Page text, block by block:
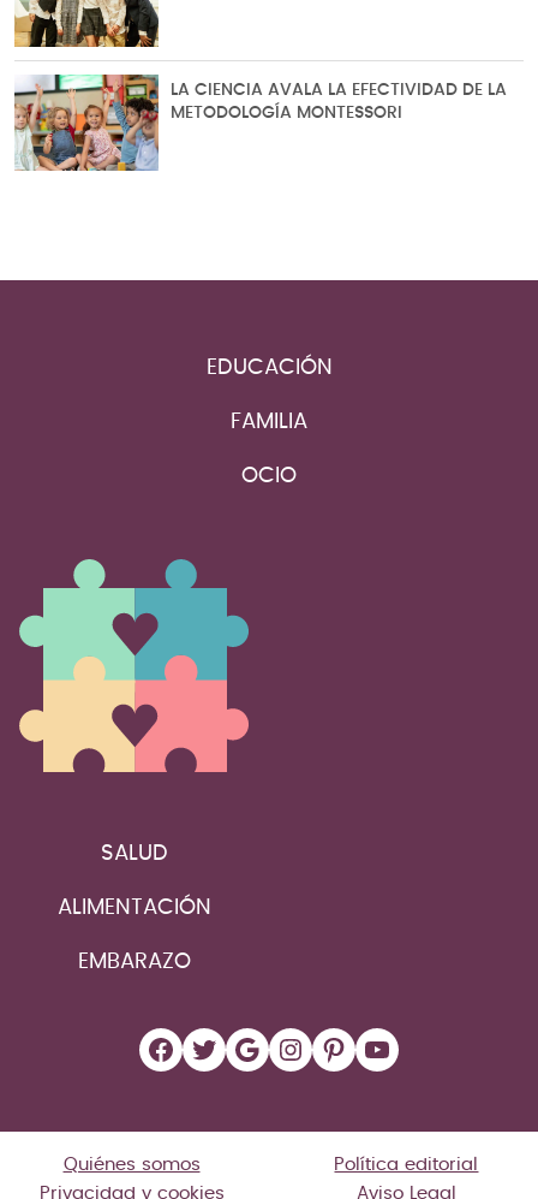
LA CIENCIA AVALA LA EFECTIVIDAD DE LA
METODOLOGÍA MONTESSORI
EDUCACIÓN
FAMILIA
OCIO
SALUD
ALIMENTACIÓN
EMBARAZO
Facebook
Twitter
Google
Instagram
Pinterest
YouTube
Quiénes somos
Política editorial
Privacidad y cookies
Aviso Legal